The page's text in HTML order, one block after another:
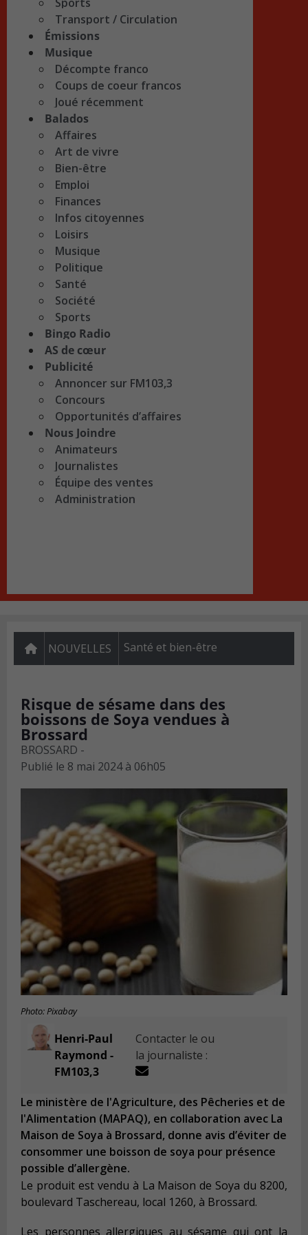
Transport / Circulation
Émissions
Musique
Décompte franco
Coups de coeur francos
Joué récemment
Balados
Affaires
Art de vivre
Bien-être
Emploi
Finances
Infos citoyennes
Loisirs
Musique
Politique
Santé
Société
Sports
Bingo Radio
AS de cœur
Publicité
Annoncer sur FM103,3
Concours
Opportunités d’affaires
Nous Joindre
Animateurs
Journalistes
Équipe des ventes
Administration
NOUVELLES Santé et bien-être
Risque de sésame dans des
boissons de Soya vendues à
Brossard
BROSSARD -
Publié le 8 mai 2024 à 06h05
Photo: Pixabay
Henri-Paul
Raymond -
FM103,3
Contacter le ou
la journaliste :
Le ministère de l'Agriculture, des Pêcheries et de
l'Alimentation (MAPAQ), en collaboration avec La
Maison de Soya à Brossard, donne avis d’éviter de
consommer une boisson de soya pour présence
possible d’allergène.
Le produit est vendu à La Maison de Soya du 8200,
boulevard Taschereau, local 1260, à Brossard.
Les personnes allergiques au sésame qui ont la